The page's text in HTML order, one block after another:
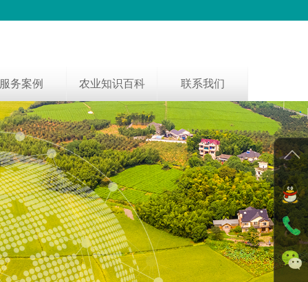
务案例 农业知识百科 联系我们